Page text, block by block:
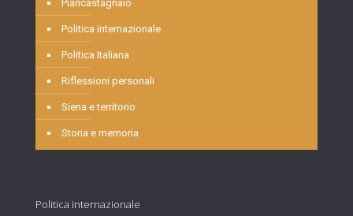
Piancastagnaio
Politica internazionale
Politica Italiana
Riflessioni personali
Siena e territorio
Storia e memoria
Politica internazionale